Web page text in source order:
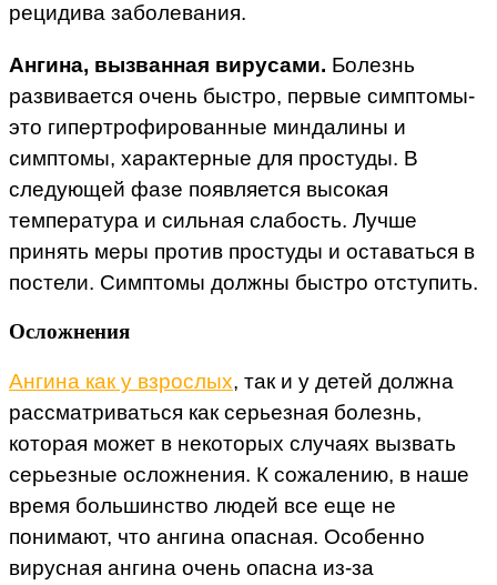
рецидива заболевания.
Ангина, вызванная вирусами. Болезнь
развивается очень быстро, первые симптомы-
это гипертрофированные миндалины и
симптомы, характерные для простуды. В
следующей фазе появляется высокая
температура и сильная слабость. Лучше
принять меры против простуды и оставаться в
постели. Симптомы должны быстро отступить.
Осложнения
Ангина как у взрослых, так и у детей должна
рассматриваться как серьезная болезнь,
которая может в некоторых случаях вызвать
серьезные осложнения. К сожалению, в наше
время большинство людей все еще не
понимают, что ангина опасная. Особенно
вирусная ангина очень опасна из-за